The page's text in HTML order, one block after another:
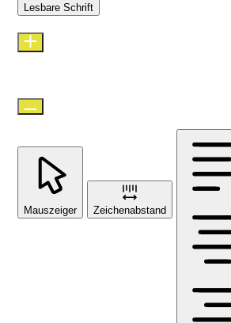
Lesbare Schrift
Mauszeiger Zeichenabstand